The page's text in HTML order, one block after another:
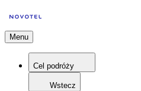
Menu
Cel podróży
Wstecz